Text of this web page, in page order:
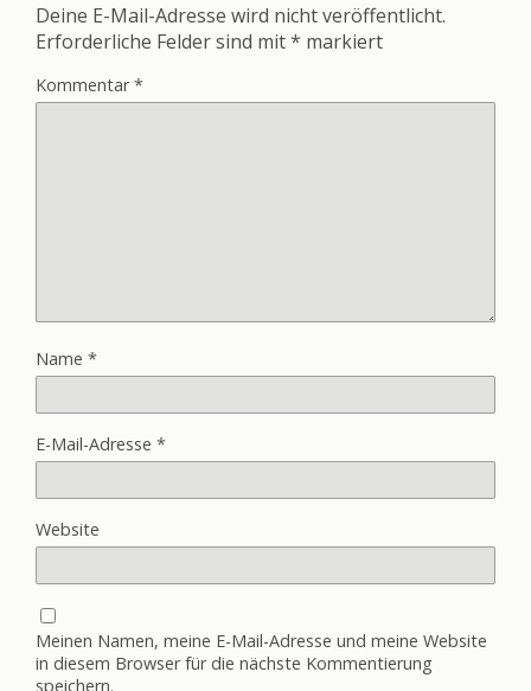
Deine E-Mail-Adresse wird nicht veröffentlicht.
Erforderliche Felder sind mit* markiert
Kommentar*
Name *
E-Mail-Adresse *
Website
Meinen Namen, meine E-Mail-Adresse und meine Website
in diesem Browser für die nächste Kommentierung
speichern.